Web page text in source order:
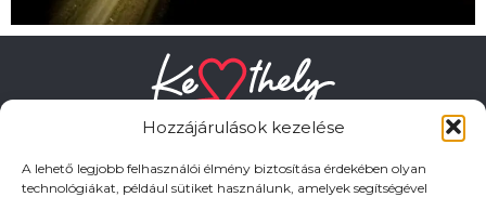
Hozzájárulások kezelése
A lehető legjobb felhasználói élmény biztosítása érdekében olyan
technológiákat, például sütiket használunk, amelyek segítségével